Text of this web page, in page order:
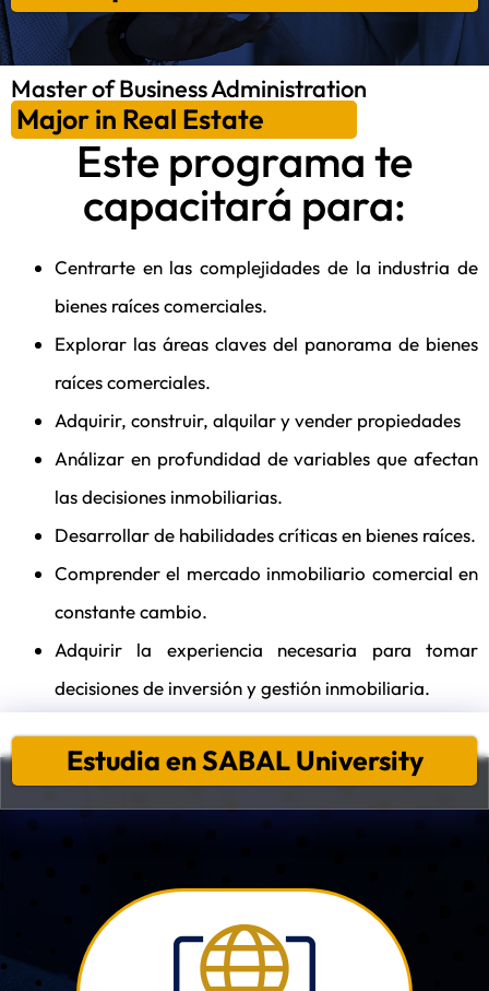
Master of Business Administration
Major in Real Estate
Este programa te
capacitará para:
Centrarte en las complejidades de la industria de
bienes raíces comerciales.
Explorar las áreas claves del panorama de bienes
raíces comerciales.
Adquirir, construir, alquilar y vender propiedades
Análizar en profundidad de variables que afectan
las decisiones inmobiliarias.
Desarrollar de habilidades críticas en bienes raíces.
Comprender el mercado inmobiliario comercial en
constante cambio.
Adquirir la experiencia necesaria para tomar
decisiones de inversión y gestión inmobiliaria.
Estudia en SABAL University